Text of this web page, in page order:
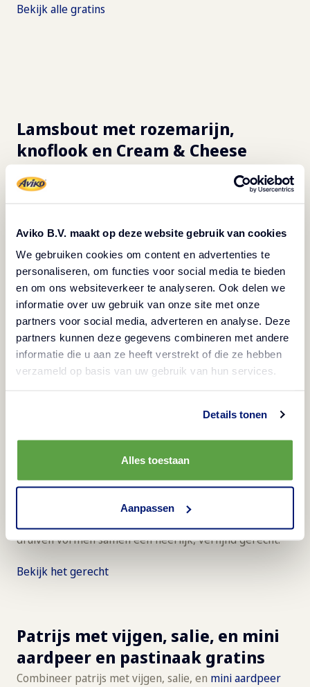
Aviko B.V. maakt op deze website gebruik van cookies
We gebruiken cookies om content en advertenties te
personaliseren, om functies voor social media te bieden
en om ons websiteverkeer te analyseren. Ook delen we
informatie over uw gebruik van onze site met onze
partners voor social media, adverteren en analyse. Deze
partners kunnen deze gegevens combineren met andere
informatie die u aan ze heeft verstrekt of die ze hebben
verzameld op basis van uw gebruik van hun services.
Details tonen
Alles toestaan
Aanpassen
Bekijk alle gratins
Lamsbout met rozemarijn,
knoflook en Cream & Cheese
gratins
Lamsbout is een geweldig stukje vlees voor de herfst:
met rozemarijn, knoflook enCream & Cheese gratins.
Deze romige gratins met een vleugje kaas passen
perfect bij de kruidige, malse lamsbout. Een elegante
toevoeging aan je menu.
Bekijk het gerecht
geroosterde druiven en krokante
salie
Paddenstoelen gratinsen herfst zijn een goede
combinatie. Probeer ze met brie, geroosterde druiven
paddenstoelen, de romige brie en het zoete van de
druiven vormen samen een heerlijk, verfijnd gerecht.
Bekijk het gerecht
Patrijs met vijgen, salie, en mini
aardpeer en pastinaak gratins
Combineer patrijs met vijgen, salie, en mini aardpeer